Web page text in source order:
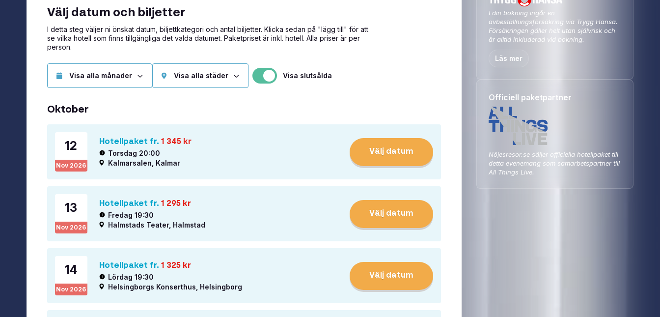
Officiell paketpartner
Nöjesresor.se säljer officiella hotellpaket till
detta evenemang som samarbetspartner till
All Things Live.
I din bokning ingår en
avbeställningsförsäkring via Trygg Hansa.
Försäkringen gäller helt utan självrisk och
är alltid inkluderad vid bokning.
Läs mer
Välj datum och biljetter
I detta steg väljer ni önskat datum, biljettkategori och antal biljetter. Klicka sedan på "lägg till" för att
se vilka hotell som finns tillgängliga det valda datumet. Paketpriset är inkl. hotell. Alla priser är per
person.
Visa slutsålda
Oktober
12
Nov 2026
Hotellpaket fr. 1 345kr
Torsdag 20:00
Kalmarsalen, Kalmar
Välj datum
13
Nov 2026
Hotellpaket fr. 1 295kr
Fredag 19:30
Halmstads Teater, Halmstad
Välj datum
14
Nov 2026
Hotellpaket fr. 1 325kr
Lördag 19:30
Helsingborgs Konserthus, Helsingborg
Välj datum